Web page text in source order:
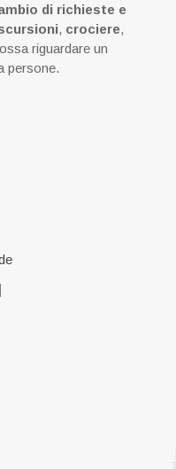
di richieste e
, crociere,
riguardare un
persone.